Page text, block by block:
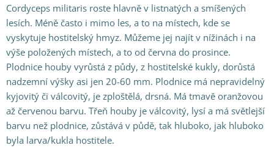
Cordyceps militaris roste hlavně v listnatých a smíšených
lesích. Méně často i mimo les, a to na místech, kde se
vyskytuje hostitelský hmyz. Můžeme jej najít v nížinách i na
výše položených místech, a to od června do prosince.
Plodnice houby vyrůstá z půdy, z hostitelské kukly, dorůstá
nadzemní výšky asi jen 20-60 mm. Plodnice má nepravidelný
kyjovitý či válcovitý, je zploštělá, drsná. Má tmavě oranžovou
až červenou barvu. Třeň houby je válcovitý, lysí a má světlejší
barvu než plodnice, zůstává v půdě, tak hluboko, jak hluboko
byla larva/kukla hostitele.